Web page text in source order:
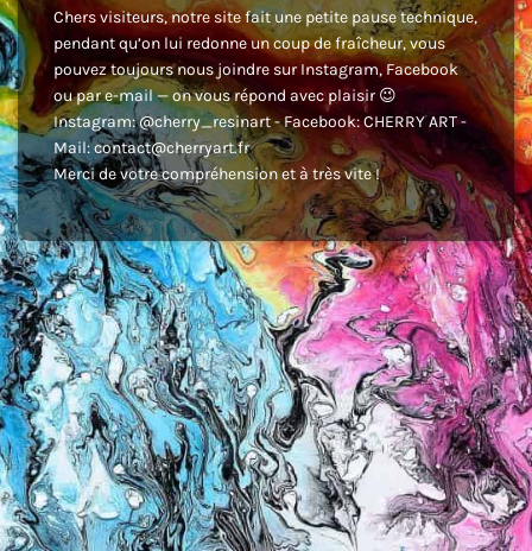
Chers visiteurs, notre site fait une petite pause technique,
pendant qu’on lui redonne un coup de fraîcheur, vous
pouvez toujours nous joindre sur Instagram, Facebook
ou par e-mail — on vous répond avec plaisir 😉
Instagram: @cherry_resinart - Facebook: CHERRY ART -
Mail: contact@cherryart.fr
Merci de votre compréhension et à très vite !